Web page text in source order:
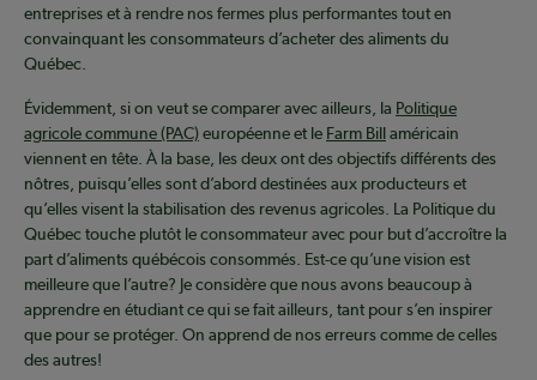
entreprises et à rendre nos fermes plus performantes tout en
convainquant les consommateurs d’acheter des aliments du
Québec.
Évidemment, si on veut se comparer avec ailleurs, la Politique
agricole commune (PAC)européenne et le Farm Billaméricain
viennent en tête. À la base, les deux ont des objectifs différents des
nôtres, puisqu’elles sont d’abord destinées aux producteurs et
qu’elles visent la stabilisation des revenus agricoles. La Politique du
Québec touche plutôt le consommateur avec pour but d’accroître la
part d’aliments québécois consommés. Est-ce qu’une vision est
meilleure que l’autre? Je considère que nous avons beaucoup à
apprendre en étudiant ce qui se fait ailleurs, tant pour s’en inspirer
que pour se protéger. On apprend de nos erreurs comme de celles
des autres!